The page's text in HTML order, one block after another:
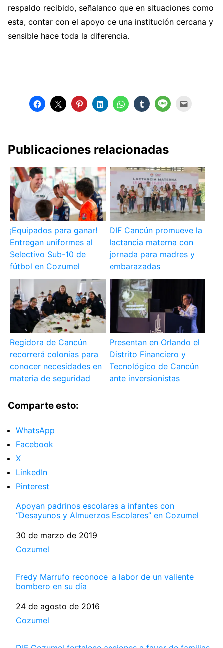
respaldo recibido, señalando que en situaciones como
esta, contar con el apoyo de una institución cercana y
sensible hace toda la diferencia.
Publicaciones relacionadas
¡Equipados para ganar!
Entregan uniformes al
Selectivo Sub-10 de
fútbol en Cozumel
DIF Cancún promueve la
lactancia materna con
jornada para madres y
embarazadas
Regidora de Cancún
recorrerá colonias para
conocer necesidades en
materia de seguridad
Presentan en Orlando el
Distrito Financiero y
Tecnológico de Cancún
ante inversionistas
Comparte esto:
WhatsApp
Facebook
X
LinkedIn
Pinterest
Apoyan padrinos escolares a infantes con
“Desayunos y Almuerzos Escolares” en Cozumel
Fecha
30 de marzo de 2019
Respecto a
Cozumel
Fredy Marrufo reconoce la labor de un valiente
bombero en su día
Fecha
24 de agosto de 2016
Respecto a
Cozumel